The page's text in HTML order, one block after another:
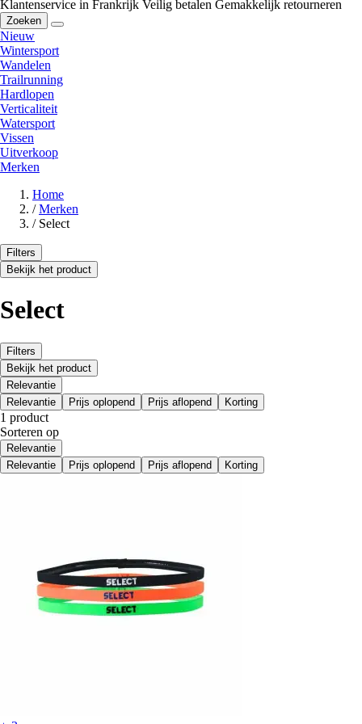
Klantenservice in Frankrijk Veilig betalen Gemakkelijk retourneren
Zoeken
Nieuw
Wintersport
Wandelen
Trailrunning
Hardlopen
Verticaliteit
Watersport
Vissen
Uitverkoop
Merken
Home
/ Merken
/ Select
Filters
Bekijk het product
Select
Filters
Bekijk het product
Relevantie
Relevantie
Prijs oplopend Prijs aflopend Korting
1 product
Sorteren op
Relevantie
Relevantie
Prijs oplopend Prijs aflopend Korting